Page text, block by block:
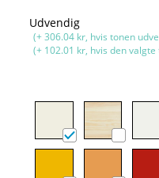
Udvendig
(+ 306.04 kr, hvis tonen
(+ 102.01 kr, hvis den